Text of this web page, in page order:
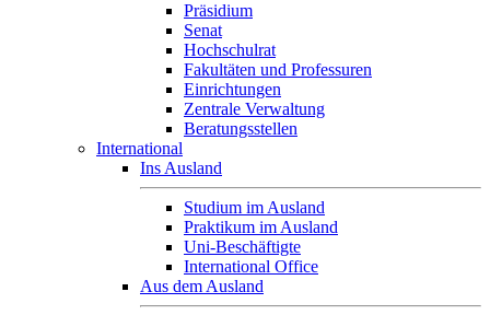
Präsidium
Senat
Hochschulrat
Fakultäten und Professuren
Einrichtungen
Zentrale Verwaltung
Beratungsstellen
International
Ins Ausland
Studium im Ausland
Praktikum im Ausland
Uni-Beschäftigte
International Office
Aus dem Ausland